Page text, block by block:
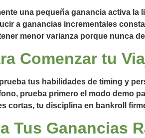
una pequeña ganancia activa la
a ganancias incrementales
menor varianza porque nunca
Comenzar tu
tus habilidades de timing y
prueba primero el modo demo
cortas, tu disciplina en bankroll
Tus Ganancias